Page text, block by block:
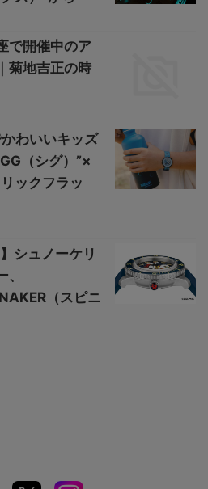
で開催中のア
菊地吉正の時
かわいいキッズ
（シグ）”×
ックフラッ
シュノーケリ
（スピニ